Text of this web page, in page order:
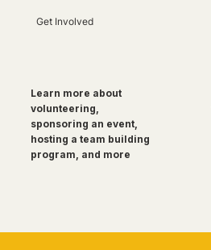
Get Involved
Learn more about
volunteering,
sponsoring an event,
hosting a team building
program, and more